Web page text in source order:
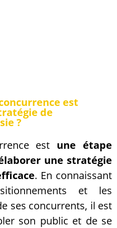
est
de
?
est une étape
une stratégie
. En connaissant
et les
ses concurrents, il est
son public et de se